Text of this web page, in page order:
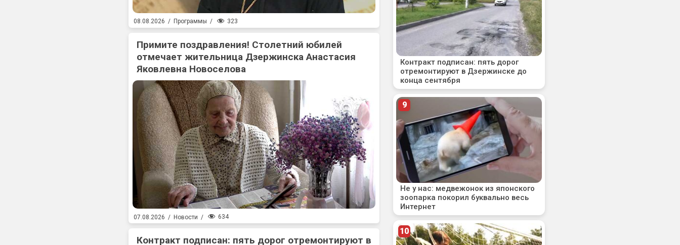
08.08.2026 / Программы / 323
Примите поздравления! Столетний юбилей
отмечает жительница Дзержинска Анастасия
Яковлевна Новоселова
07.08.2026 / Новости / 634
Контракт подписан: пять дорог отремонтируют в